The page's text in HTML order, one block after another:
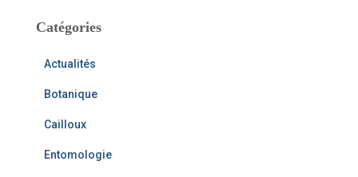
:iCatégories
Actualités
Botanique
Cailloux
Entomologie